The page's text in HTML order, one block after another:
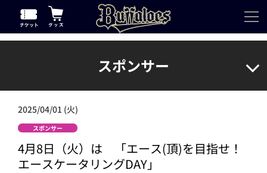
スポンサー
2025/04/01 (火)
スポンサー
4月8日（火）は 「エース(頂)を目指せ！
エースケータリングDAY」